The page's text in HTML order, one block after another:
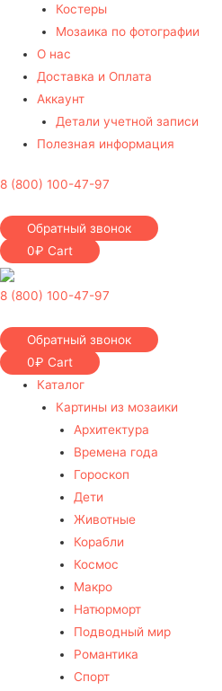
Костеры
Мозаика по фотографии
О нас
Доставка и Оплата
Аккаунт
Детали учетной записи
Полезная информация
8 (800) 100-47-97
Обратный звонок
0₽ Cart
8 (800) 100-47-97
Обратный звонок
0₽ Cart
Каталог
Картины из мозаики
Архитектура
Времена года
Гороскоп
Дети
Животные
Корабли
Космос
Макро
Натюрморт
Подводный мир
Романтика
Спорт